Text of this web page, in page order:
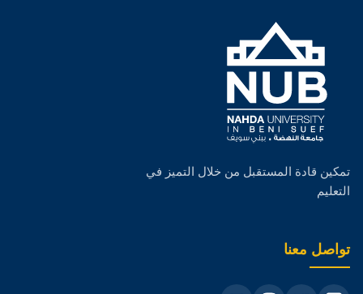
تمكين قادة المستقبل من خلال التميز في
التعليم
تواصل معنا